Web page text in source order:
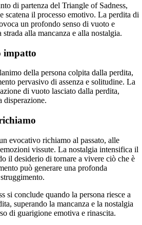
di partenza del Triangle of Sadness,
scatena il processo emotivo. La perdita di
un profondo senso di vuoto e
alla mancanza e alla nostalgia.
impatto
della persona colpita dalla perdita,
pervasivo di assenza e solitudine. La
di vuoto lasciato dalla perdita,
disperazione.
evocativo richiamo al passato, alle
vissute. La nostalgia intensifica il
il desiderio di tornare a vivere ciò che è
può generare una profonda
si conclude quando la persona riesce a
superando la mancanza e la nostalgia
di guarigione emotiva e rinascita.